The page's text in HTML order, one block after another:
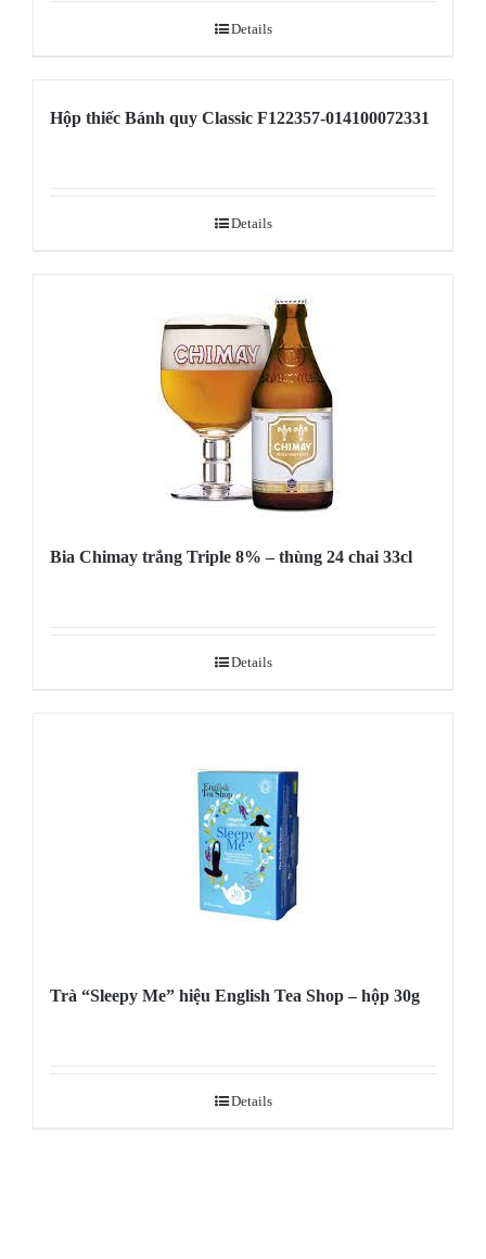
Details
Hộp thiếc Bánh quy Classic F122357-014100072331
Details
Bia Chimay trắng Triple 8% – thùng 24 chai 33cl
Details
Trà “Sleepy Me” hiệu English Tea Shop – hộp 30g
Details